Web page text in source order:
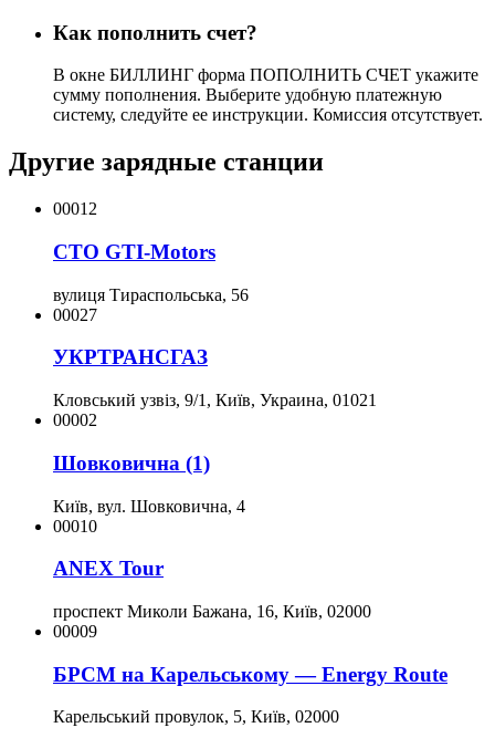
Как пополнить счет?
В окне БИЛЛИНГ форма ПОПОЛНИТЬ СЧЕТ укажите
сумму пополнения. Выберите удобную платежную
систему, следуйте ее инструкции. Комиссия отсутствует.
Другие зарядные станции
00012
СТО GTI-Motors
вулиця Тираспольська, 56
00027
УКРТРАНСГАЗ
Кловський узвіз, 9/1, Київ, Украина, 01021
00002
Шовковична (1)
Київ, вул. Шовковична, 4
00010
ANEX Tour
проспект Миколи Бажана, 16, Київ, 02000
00009
БРСМ на Карельському — Energy Route
Карельський провулок, 5, Київ, 02000